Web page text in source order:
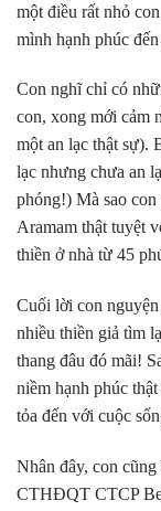
một điều rất nhỏ
mình hạnh phúc
Con nghĩ chỉ có
con, xong mới cảm
một an lạc thật sự).
lạc nhưng chưa an
phóng!) Mà sao
Aramam thật tuyệt
thiền ở nhà từ 45
Cuối lời con
nhiều thiền giả tìm
thang đâu đó mãi!
niềm hạnh phúc
tỏa đến với cuộc
Nhân đây, con
CTHĐQT CTCP